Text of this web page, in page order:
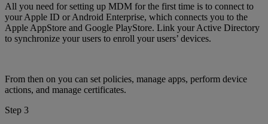
All you need for setting up MDM for the first time is to connect to
your Apple ID or Android Enterprise, which connects you to the
Apple AppStore and Google PlayStore. Link your Active Directory
to synchronize your users to enroll your users’ devices.
From then on you can set policies, manage apps, perform device
actions, and manage certificates.
Step 3